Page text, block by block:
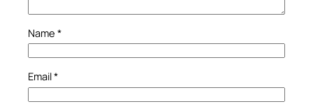
Name *
Email*